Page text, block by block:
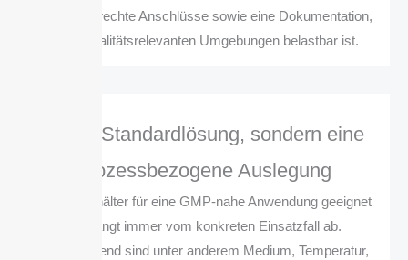
prozessgerechte Anschlüsse sowie eine Dokumentation,
die in qualitätsrelevanten Umgebungen belastbar ist.
Keine Standardlösung, sondern eine
prozessbezogene Auslegung
Ob ein Behälter für eine GMP-nahe Anwendung geeignet
ist, hängt immer vom konkreten Einsatzfall ab.
Entscheidend sind unter anderem Medium, Temperatur,